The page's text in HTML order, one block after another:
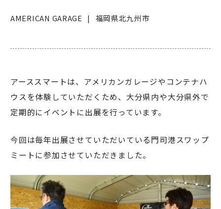
AMERICAN GARAGE 福岡県北九州市
アーススマートは、アメリカンガレージやコンテナハ
ウスを体験していただくため、大分県内や大分県外で
定期的にイベントに出展を行っています。
今回は毎年出展させていただいている門司港スワップ
ミートに参加させていただきました。